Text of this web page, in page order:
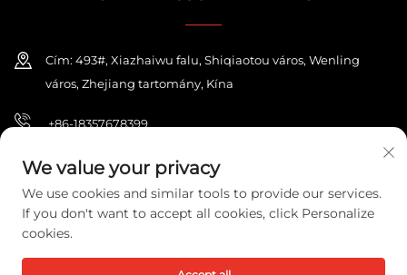
Cím: 493#, Xiazhaiwu falu, Shiqiaotou város, Wenling
város, Zhejiang tartomány, Kína
+86-18357678399
[email protected]
Copyright © 2026 ZHEJIANG PONEY ELECTRIC CO.,LTD. Minden jog
fenntartva. Adatvédelmi irányelvek
We value your privacy
We use cookies and similar tools to provide our services.
If you don't want to accept all cookies, click Personalize
cookies.